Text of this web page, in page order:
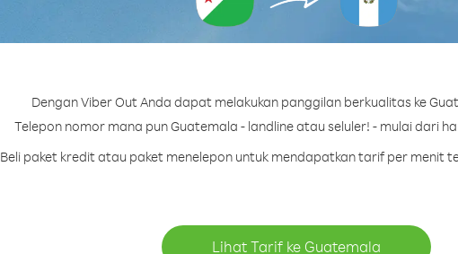
Dengan Viber Out Anda dapat melakukan panggilan berkualitas ke
Telepon nomor mana pun Guatemala - landline atau seluler! - mulai dari
Beli paket kredit atau paket menelepon untuk mendapatkan tarif per menit
Lihat Tarif ke Guatemala